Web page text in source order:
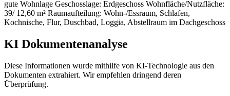
gute Wohnlage Geschosslage: Erdgeschoss Wohnfläche/Nutzfläche:
39/ 12,60 m² Raumaufteilung: Wohn-/Essraum, Schlafen,
Kochnische, Flur, Duschbad, Loggia, Abstellraum im Dachgeschoss
KI Dokumentenanalyse
Diese Informationen wurde mithilfe von KI-Technologie aus den
Dokumenten extrahiert. Wir empfehlen dringend deren
Überprüfung.